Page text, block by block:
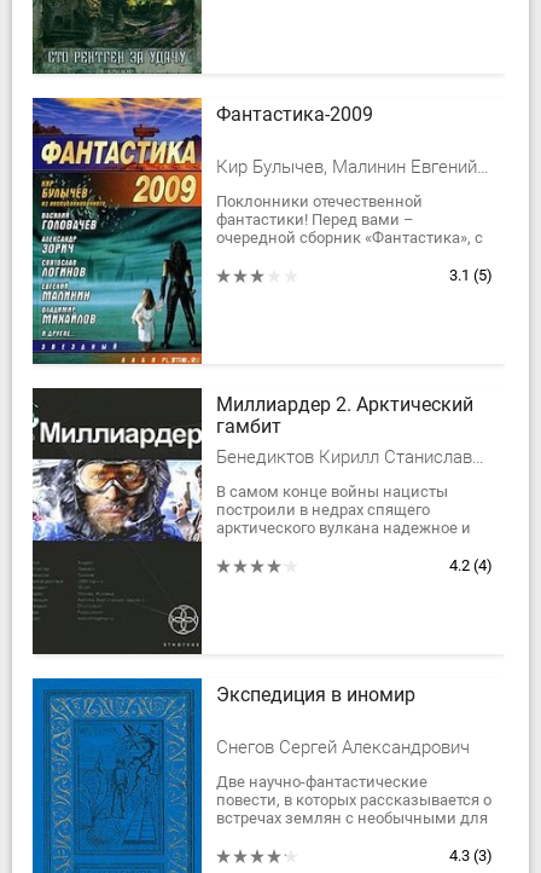
Фантастика-2009
Кир Булычев, Малинин Евгений Николаевич, Головачев Василий Васильевич, Логинов Святослав Владимирович, Молокин Алексей Валентинович, Тюрин Александр Владимирович, Малов Владимир Игоревич, Локхард Джордж, Макарова Л. Г., Михайлов Валентин П., Зорич Александр Владимирович, Корепанов Алексей, Трофимов А.
Поклонники отечественной
фантастики! Перед вами –
очередной сборник «Фантастика», с
уже восемь лет!В этот сборник
3.1 (5)
Миллиардер 2. Арктический
гамбит
Бенедиктов Кирилл Станиславович, Елена Кондратьева
В самом конце войны нацисты
построили в недрах спящего
арктического вулкана надежное и
убежище - колонию Туле.
4.2 (4)
Экспедиция в иномир
Снегов Сергей Александрович
Две научно-фантастические
повести, в которых рассказывается о
встречах землян с необычными для
миров, о морали и
4.3 (3)